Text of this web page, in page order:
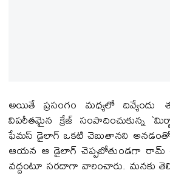
అయితే ప్రసంగం మధ్యలో దివ్యేందు
విపరీతమైన క్రేజ్ సంపాదించుకున్న
ఫేమస్ డైలాగ్ ఒకటి చెబుతానని
ఆయన ఆ డైలాగ్ చెప్పబోతుండగా రామ్
వద్దంటూ సరదాగా వారించారు. మనకు